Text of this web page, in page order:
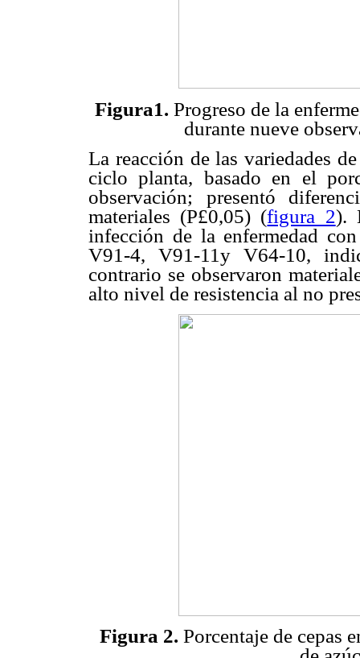
Figura1. Progreso de la
durante nueve
La reacción de las variedades
ciclo planta, basado en el
observación; presentó
materiales (P£0,05) (figura 2).
infección de la enfermedad
V91-4, V91-11y V64-10,
contrario se observaron
alto nivel de resistencia al no
Figura 2. Porcentaje de cepas